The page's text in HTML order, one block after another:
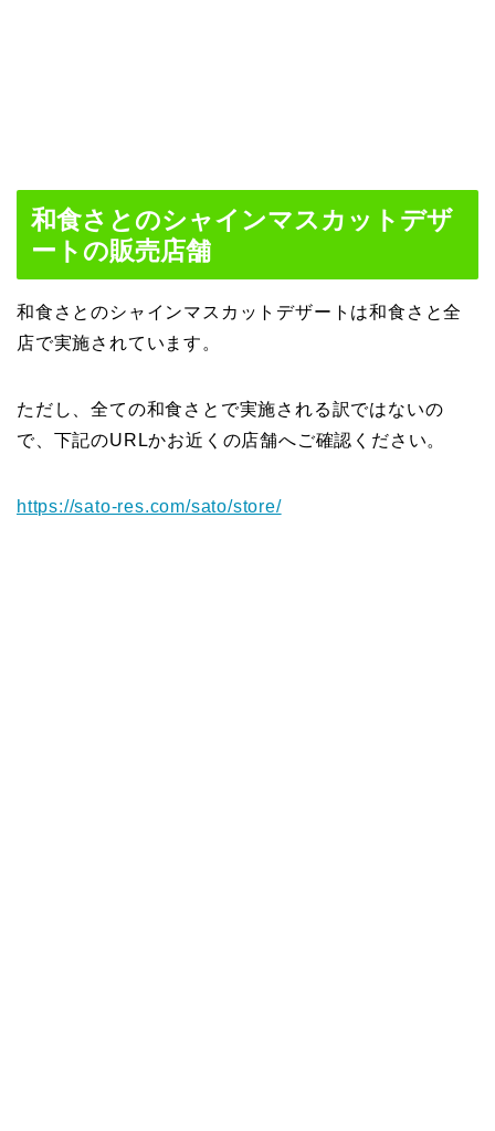
和食さとのシャインマスカットデザ
ートの販売店舗
和食さとのシャインマスカットデザートは和食さと全
店で実施されています。
ただし、全ての和食さとで実施される訳ではないの
で、下記のURLかお近くの店舗へご確認ください。
https://sato-res.com/sato/store/